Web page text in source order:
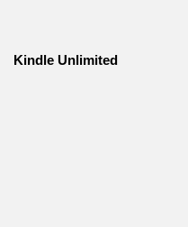
Kindle Unlimited